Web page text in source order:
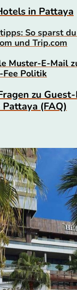
in Pattaya
So sparst
und Trip.com
Muster-E-Mail
Fee Politik
zu
(FAQ)